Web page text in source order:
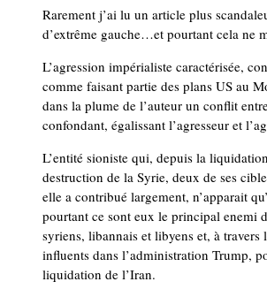
Rarement j’ai lu un article plus
d’extrême gauche…et pourtant cela ne
L’agression impérialiste caractérisée,
comme faisant partie des plans US au
dans la plume de l’auteur un conflit
confondant, égalissant l’agresseur et
L’entité sioniste qui, depuis la
destruction de la Syrie, deux de ses
elle a contribué largement, n’apparait
pourtant ce sont eux le principal enemi
syriens, libannais et libyens et, à travers
influents dans l’administration Trump,
liquidation de l’Iran.